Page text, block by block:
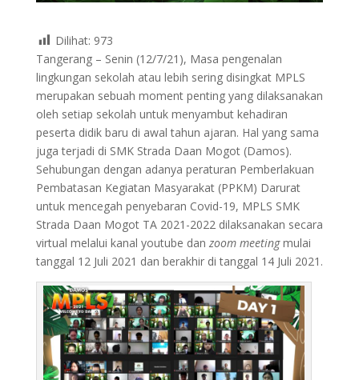
Dilihat: 973
Tangerang – Senin (12/7/21), Masa pengenalan
lingkungan sekolah atau lebih sering disingkat MPLS
merupakan sebuah moment penting yang dilaksanakan
oleh setiap sekolah untuk menyambut kehadiran
peserta didik baru di awal tahun ajaran. Hal yang sama
juga terjadi di SMK Strada Daan Mogot (Damos).
Sehubungan dengan adanya peraturan Pemberlakuan
Pembatasan Kegiatan Masyarakat (PPKM) Darurat
untuk mencegah penyebaran Covid-19, MPLS SMK
Strada Daan Mogot TA 2021-2022 dilaksanakan secara
virtual melalui kanal youtube dan zoom meetingmulai
tanggal 12 Juli 2021 dan berakhir di tanggal 14 Juli 2021.